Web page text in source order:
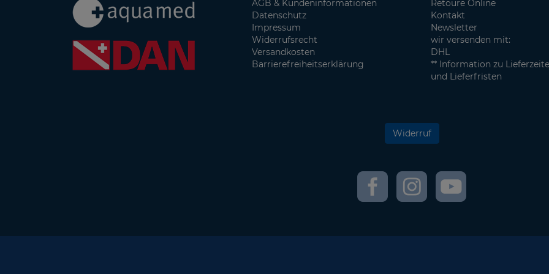
AGB & Kundeninformationen
Datenschutz
Impressum
Widerrufsrecht
Versandkosten
Barrierefreiheitserklärung
Retoure Online
Kontakt
Newsletter
wir versenden mit:
DHL
** Information zu
und Lieferfristen
Widerruf